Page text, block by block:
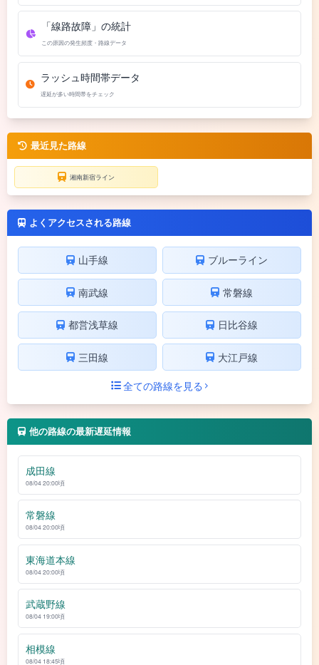
「線路故障」の統計
この原因の発生頻度・路線データ
ラッシュ時間帯データ
遅延が多い時間帯をチェック
最近見た路線
湘南新宿ライン
よくアクセスされる路線
山手線 ブルーライン
南武線 常磐線
都営浅草線 日比谷線
三田線
大江戸線
全ての路線を見る
他の路線の最新遅延情報
成田線
08/04 20:00頃
常磐線
08/04 20:00頃
東海道本線
08/04 20:00頃
武蔵野線
08/04 19:00頃
相模線
08/04 18:45頃